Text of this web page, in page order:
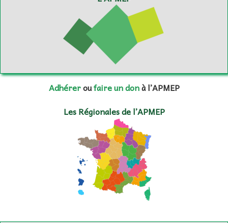
Adhéreroufaire un donà l’APMEP
Les Régionales de l’APMEP